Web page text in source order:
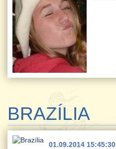
BRAZÍLIA
01.09.2014 15:45:30